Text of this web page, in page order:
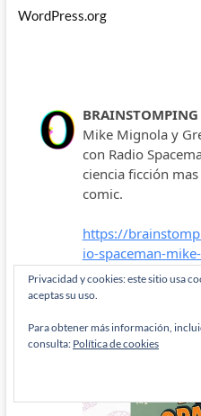
WordPress.org
Privacidad y cookies: este sitio usa
aceptas su uso.
Para obtener más información,
consulta: Política de cookies